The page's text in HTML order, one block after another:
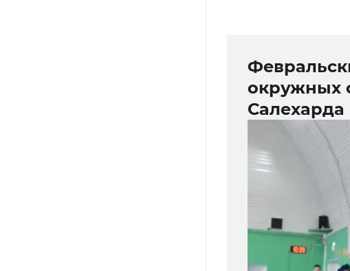
окружных
Салехарда